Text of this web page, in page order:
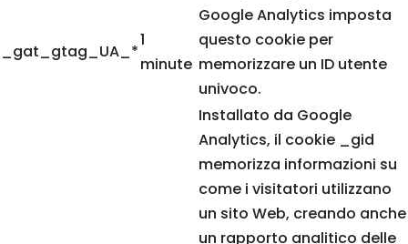
_gat_gtag_UA_*
1
minute
Google Analytics imposta
questo cookie per
memorizzare un ID utente
univoco.
Installato da Google
Analytics, il cookie _gid
memorizza informazioni su
come i visitatori utilizzano
un sito Web, creando anche
un rapporto analitico delle